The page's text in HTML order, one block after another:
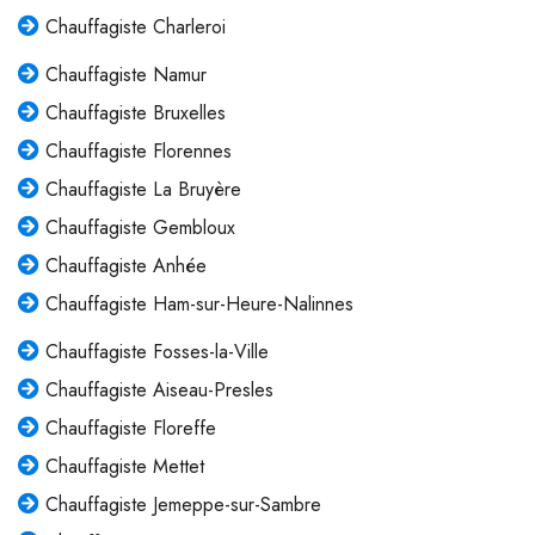
Chauffagiste Charleroi
Chauffagiste Namur
Chauffagiste Bruxelles
Chauffagiste Florennes
Chauffagiste La Bruyère
Chauffagiste Gembloux
Chauffagiste Anhée
Chauffagiste Ham-sur-Heure-Nalinnes
Chauffagiste Fosses-la-Ville
Chauffagiste Aiseau-Presles
Chauffagiste Floreffe
Chauffagiste Mettet
Chauffagiste Jemeppe-sur-Sambre